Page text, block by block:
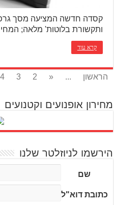
קסדה חדשה המציעה מסך
ותקשורת בלוטות' מלאה; המחיר –
קרא עוד
הראשון ...
«
2
3
4
מחירון אופנועים וקטנועים
הירשמו לניוזלטר שלנו
שם
כתובת דוא"ל